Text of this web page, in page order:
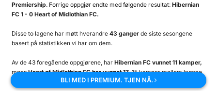
Premiership. Forrige oppgjør endte med følgende resultat: Hibernian
FC 1 - 0 Heart of Midlothian FC.
Disse to lagene har møtt hverandre 43 ganger de siste sesongene
basert på statistikken vi har om dem.
Av de 43 foregående oppgjørene, har Hibernian FC vunnet 11 kamper,
mensHeart of Midlothian FC har vunnet 17. 15 kamper mellom lagene
har endt i uavgjort.BLI MED I PREMIUM. TJEN NÅ.